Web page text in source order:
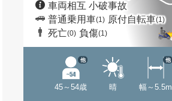
車両相互 小破事故
普通乗用車(1) 原付自転車(1)
死亡(0) 負傷(1)
45～54歳
他
晴 幅～5.5m
他